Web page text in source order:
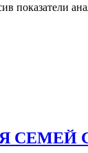
показатели
СЕМЕЙ